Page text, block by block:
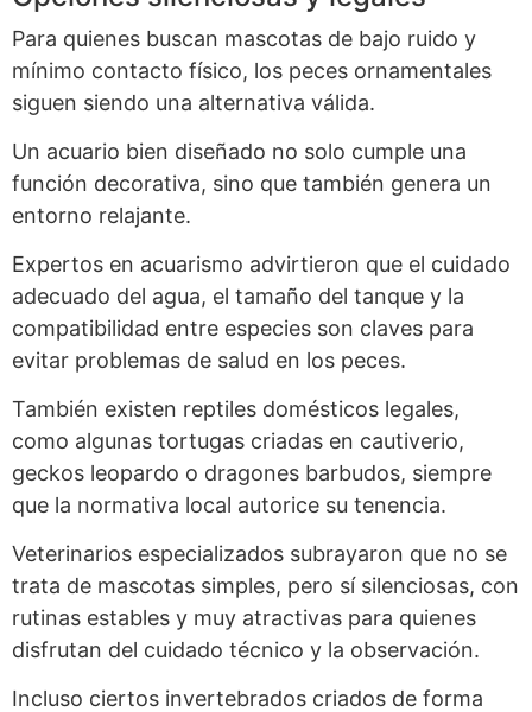
Para quienes buscan mascotas de bajo ruido y
mínimo contacto físico, los peces ornamentales
siguen siendo una alternativa válida.
Un acuario bien diseñado no solo cumple una
función decorativa, sino que también genera un
entorno relajante.
Expertos en acuarismo advirtieron que el cuidado
adecuado del agua, el tamaño del tanque y la
compatibilidad entre especies son claves para
evitar problemas de salud en los peces.
También existen reptiles domésticos legales,
como algunas tortugas criadas en cautiverio,
geckos leopardo o dragones barbudos, siempre
que la normativa local autorice su tenencia.
Veterinarios especializados subrayaron que no se
trata de mascotas simples, pero sí silenciosas, con
rutinas estables y muy atractivas para quienes
disfrutan del cuidado técnico y la observación.
Incluso ciertos invertebrados criados de forma